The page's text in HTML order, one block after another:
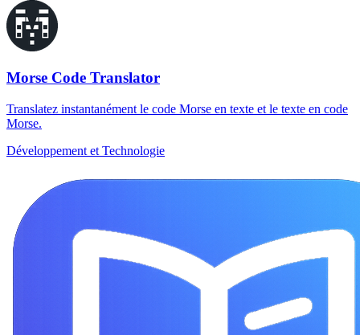
Morse Code Translator
Translatez instantanément le code Morse en texte et le texte en code
Morse.
Développement et Technologie